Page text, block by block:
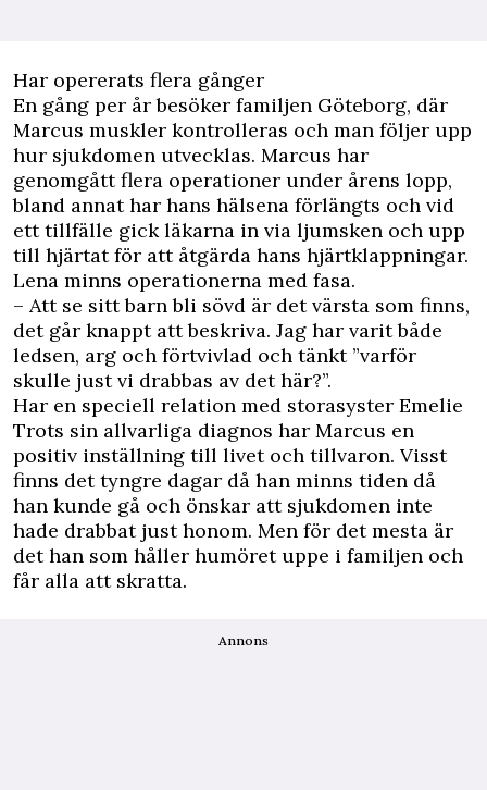
Har opererats flera gånger
En gång per år besöker familjen Göteborg, där
Marcus muskler kontrolleras och man följer upp
hur sjukdomen utvecklas. Marcus har
genomgått flera operationer under årens lopp,
bland annat har hans hälsena förlängts och vid
ett tillfälle gick läkarna in via ljumsken och upp
till hjärtat för att åtgärda hans hjärtklappningar.
Lena minns operationerna med fasa.
– Att se sitt barn bli sövd är det värsta som finns,
det går knappt att beskriva. Jag har varit både
ledsen, arg och förtvivlad och tänkt ”varför
skulle just vi drabbas av det här?”.
Har en speciell relation med storasyster Emelie
Trots sin allvarliga diagnos har Marcus en
positiv inställning till livet och tillvaron. Visst
finns det tyngre dagar då han minns tiden då
han kunde gå och önskar att sjukdomen inte
hade drabbat just honom. Men för det mesta är
det han som håller humöret uppe i familjen och
får alla att skratta.
Annons